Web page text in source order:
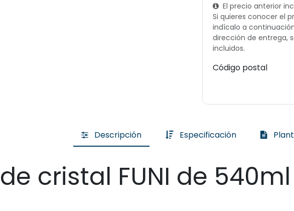
El precio anterior
Si quieres conocer el
indícalo a
dirección de entrega,
incluidos.
Código postal
Descripción Especificación
cristal FUNI de